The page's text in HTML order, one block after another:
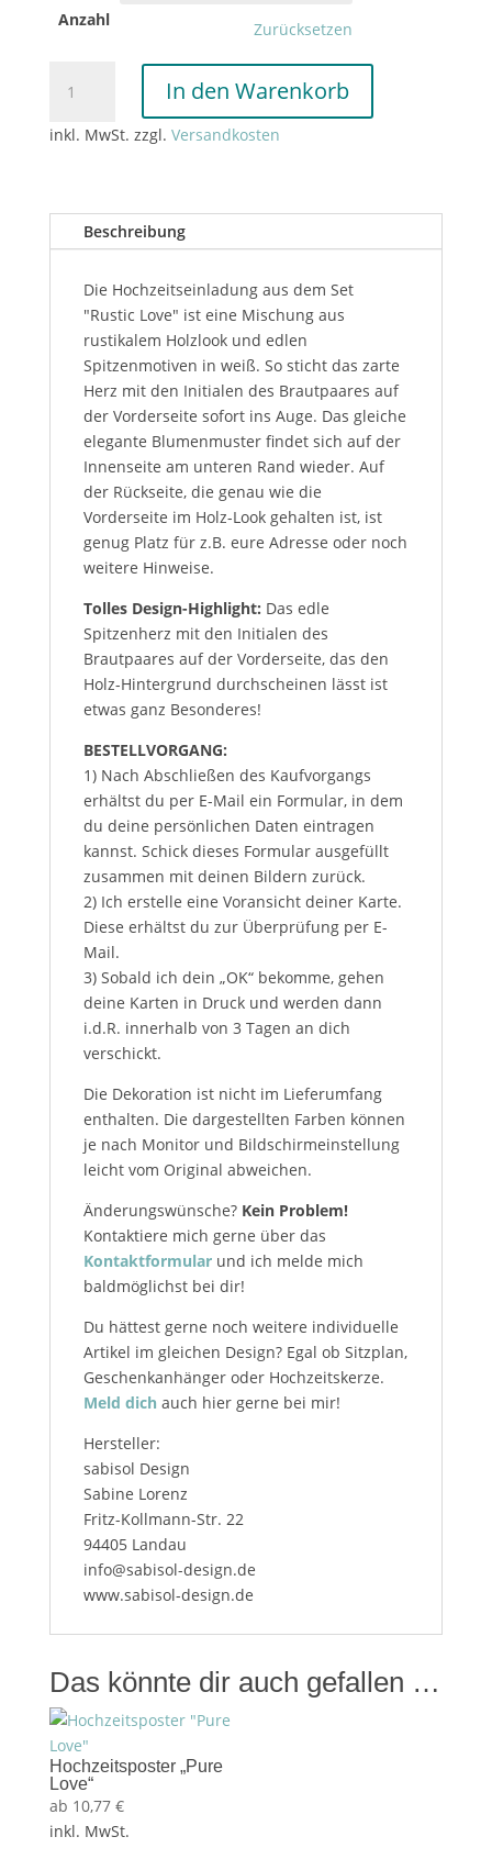
Anzahl Zurücksetzen
Hochzeitseinladung
"Rustic
In den Warenkorb
inkl. MwSt. zzgl. Versandkosten
Beschreibung
Die Hochzeitseinladung aus dem Set
"Rustic Love" ist eine Mischung aus
rustikalem Holzlook und edlen
Spitzenmotiven in weiß. So sticht das zarte
Herz mit den Initialen des Brautpaares auf
der Vorderseite sofort ins Auge. Das gleiche
elegante Blumenmuster findet sich auf der
Innenseite am unteren Rand wieder. Auf
der Rückseite, die genau wie die
Vorderseite im Holz-Look gehalten ist, ist
genug Platz für z.B. eure Adresse oder noch
weitere Hinweise.
Tolles Design-Highlight: Das edle
Spitzenherz mit den Initialen des
Brautpaares auf der Vorderseite, das den
Holz-Hintergrund durchscheinen lässt ist
etwas ganz Besonderes!
BESTELLVORGANG:
1) Nach Abschließen des Kaufvorgangs
erhältst du per E-Mail ein Formular, in dem
du deine persönlichen Daten eintragen
kannst. Schick dieses Formular ausgefüllt
zusammen mit deinen Bildern zurück.
2) Ich erstelle eine Voransicht deiner Karte.
Diese erhältst du zur Überprüfung per E-
Mail.
3) Sobald ich dein „OK“ bekomme, gehen
deine Karten in Druck und werden dann
i.d.R. innerhalb von 3 Tagen an dich
verschickt.
Die Dekoration ist nicht im Lieferumfang
enthalten. Die dargestellten Farben können
je nach Monitor und Bildschirmeinstellung
leicht vom Original abweichen.
Änderungswünsche? Kein Problem!
Kontaktiere mich gerne über das
Kontaktformular und ich melde mich
baldmöglichst bei dir!
Du hättest gerne noch weitere individuelle
Artikel im gleichen Design? Egal ob Sitzplan,
Geschenkanhänger oder Hochzeitskerze.
Meld dich auch hier gerne bei mir!
Hersteller:
sabisol Design
Sabine Lorenz
Fritz-Kollmann-Str. 22
94405 Landau
info@sabisol-design.de
www.sabisol-design.de
Das könnte dir auch gefallen …
Hochzeitsposter „Pure
Love“
ab 10,77 €
inkl. MwSt.